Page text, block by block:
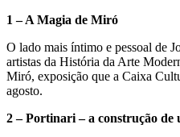
1 – A Magia de Miró
O lado mais íntimo e pessoal de
artistas da História da Arte
Miró, exposição que a Caixa
agosto.
2 – Portinari – a construção de